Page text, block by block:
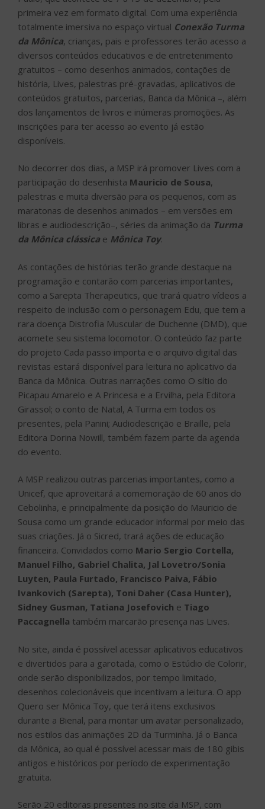
primeira vez em formato digital. Com uma experiência
totalmente imersiva no espaço virtual Conexão Turma
da Mônica, crianças, pais e professores terão acesso a
diversos conteúdos educativos e de entretenimento
gratuitos – como desenhos animados, contações de
história, Lives, palestras pré-gravadas, aplicativos de
conteúdos gratuitos, parcerias, Banca da Mônica –, além
dos lançamentos de livros e inúmeras promoções. As
inscrições para ter acesso ao evento já estão
disponíveis.
No decorrer dos dias, a MSP irá promover Lives com a
participação do desenhista Mauricio de Sousa,
palestras e muita diversão para os pequenos, com as
maratonas de desenhos animados – em versões em
libras e audiodescrição–, séries da animação da Turma
da Mônica clássica e Mônica Toy.
As contações de histórias terão grande destaque na
programação e contarão com parcerias importantes,
como a Sarepta Therapeutics, que trará quatro vídeos a
respeito de inclusão com o personagem Edu, que tem a
rara doença Distrofia Muscular de Duchenne (DMD), que
acomete seu sistema locomotor. O conteúdo faz parte
do projeto Cada passo importa e o arquivo digital das
revistas estará disponível para leitura no aplicativo da
Banca da Mônica. Outras narrações como O sítio do
Picapau Amarelo e A Princesa e a Ervilha, pela Editora
Girassol; o conto de Natal, A Turma em todos os
presentes, pela Panini; Audiodescrição e Braille, pela
Editora Dorina Nowill, também fazem parte da agenda
do evento.
A MSP realizou outras parcerias importantes, como a
Unicef, que aproveitará a comemoração de 60 anos do
Cebolinha, e principalmente da posição do Mauricio de
Sousa como um grande educador informal por meio das
suas criações. Já o Sicred, trará ações de educação
financeira. Convidados como Mario Sergio Cortella,
Manuel Filho, Gabriel Chalita, Jal Lovetro/Sonia
Luyten, Paula Furtado, Francisco Paiva, Fábio
Ivankovich (Sarepta), Toni Daher (Casa Hunter),
Sidney Gusman, Tatiana Josefovich e Tiago
Paccagnella também marcarão presença nas Lives.
No site, ainda é possível acessar aplicativos educativos
e divertidos para a garotada, como o Estúdio de Colorir,
onde serão disponibilizados, por tempo limitado,
desenhos colecionáveis que incentivam a leitura. O app
Quero ser Mônica Toy, que terá itens exclusivos
durante a Bienal, para montar um avatar personalizado,
nos estilos das animações 2D da Turminha. Já o Banca
da Mônica, ao qual é possível acessar mais de 180 gibis
antigos e históricos por período de experimentação
gratuita.
Serão 20 editoras presentes no site da MSP, com